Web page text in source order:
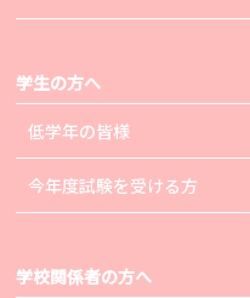
学生の方へ
低学年の皆様
今年度試験を受ける方
学校関係者の方へ